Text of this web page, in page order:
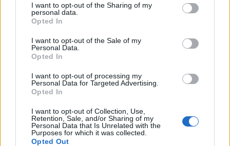
I want to opt-out of the Sharing of my
personal data.
Opted In
I want to opt-out of the Sale of my
Personal Data.
Opted In
I want to opt-out of processing my
Personal Data for Targeted Advertising.
Opted In
I want to opt-out of Collection, Use,
Retention, Sale, and/or Sharing of my
Personal Data that Is Unrelated with the
Purposes for which it was collected.
Opted Out
Publicidad